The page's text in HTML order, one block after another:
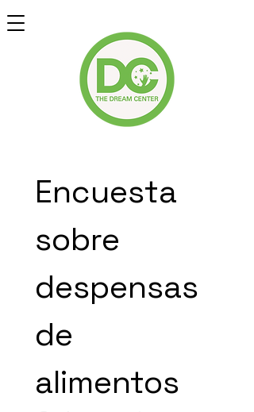
Encuesta
sobre
despensas
de
alimentos